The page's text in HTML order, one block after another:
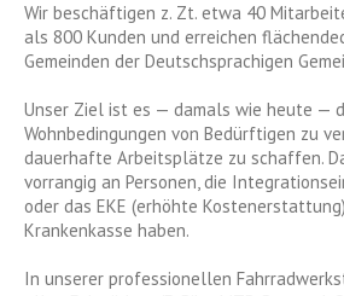
Wir beschäftigen z. Zt. etwa 40
als 800 Kunden und erreichen
Gemeinden der Deutschsprachigen
Unser Ziel ist es — damals wie heute —
Wohnbedingungen von Bedürftigen zu
dauerhafte Arbeitsplätze zu schaffen.
vorrangig an Personen, die
oder das EKE (erhöhte
Krankenkasse haben.
In unserer professionellen